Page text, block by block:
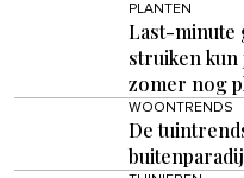
PLANTEN
Last-minute
struiken kun
zomer nog
WOONTRENDS
De